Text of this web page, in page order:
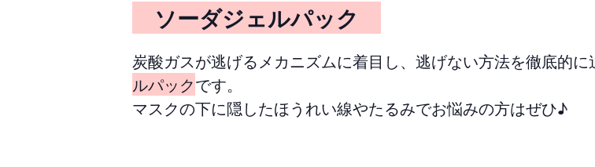
ソーダジェルパック
炭酸ガスが逃げるメカニズムに着目し、逃げない方法を徹底的
ルパックです。
マスクの下に隠したほうれい線やたるみでお悩みの方はぜひ♪